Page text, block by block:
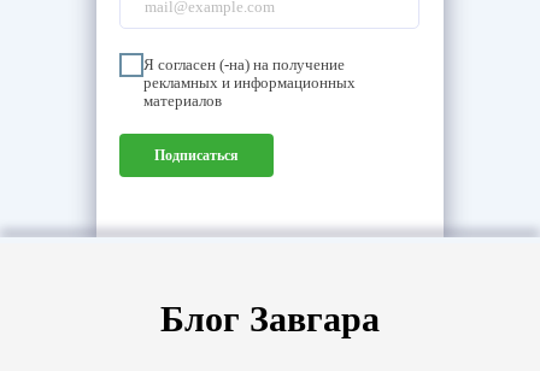
Я согласен (-на) на получение
рекламных и информационных
материалов
Подписаться
Блог Завгара